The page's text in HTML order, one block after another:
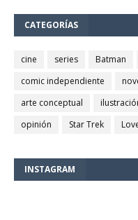
CATEGORÍAS
cine series Batman
comic independiente
arte conceptual
opinión
Star Trek
INSTAGRAM